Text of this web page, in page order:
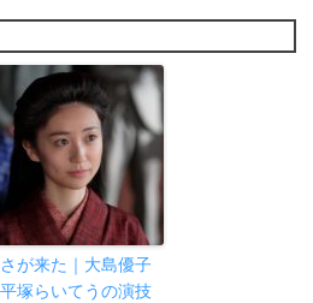
が来た｜大島優子
塚らいてうの演技